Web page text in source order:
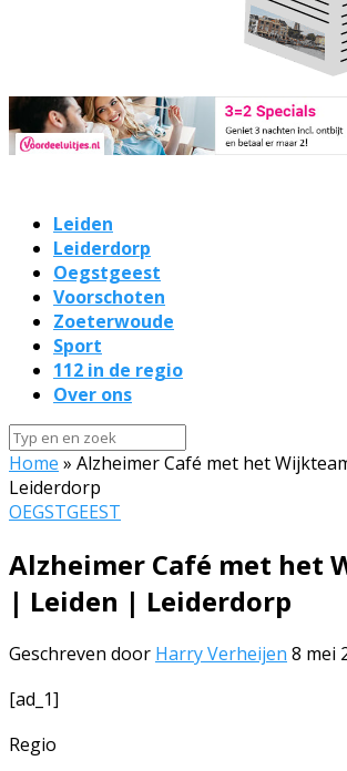
Leiden
Leiderdorp
Oegstgeest
Voorschoten
Zoeterwoude
Sport
112 in de regio
Over ons
Home » Alzheimer Café met het
Leiderdorp
OEGSTGEEST
Alzheimer Café met het
| Leiden | Leiderdorp
Geschreven door Harry Verheijen 8 mei
[ad_1]
Regio